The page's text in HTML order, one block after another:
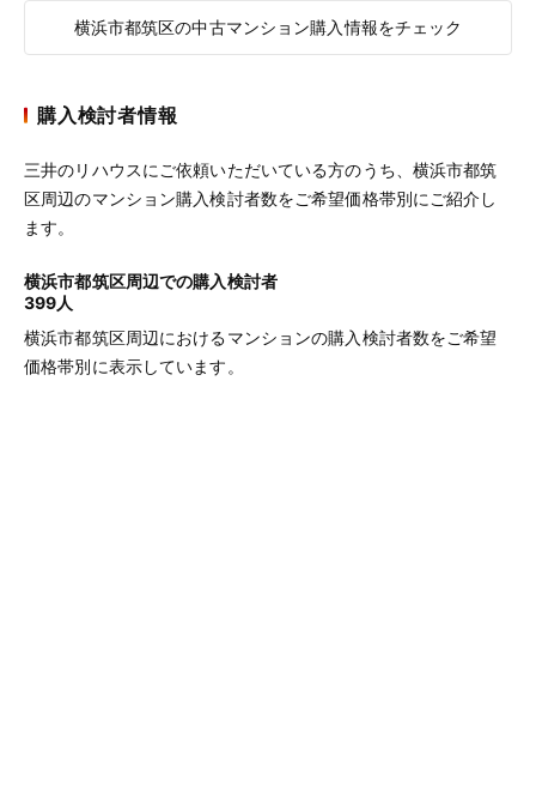
横浜市都筑区の中古マンション購入情報をチェック
購入検討者情報
三井のリハウスにご依頼いただいている方のうち、横浜市都筑
区周辺のマンション購入検討者数をご希望価格帯別にご紹介し
ます。
横浜市都筑区周辺での購入検討者
399人
横浜市都筑区周辺におけるマンションの購入検討者数をご希望
価格帯別に表示しています。